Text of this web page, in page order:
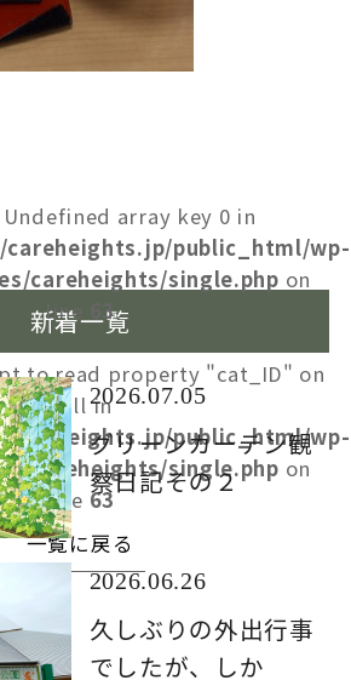
Undefined array key 0 in
careheights.jp/public_html/wp-
careheights/single.php on
line
63
to read property "cat_ID" on
null in
public_html/wp-
careheights/single.php on
line 63
一覧に戻る
新着一覧
2026.07.05
グリーンカーテン観
察日記その２
2026.06.26
久しぶりの外出行事
でしたが、しか